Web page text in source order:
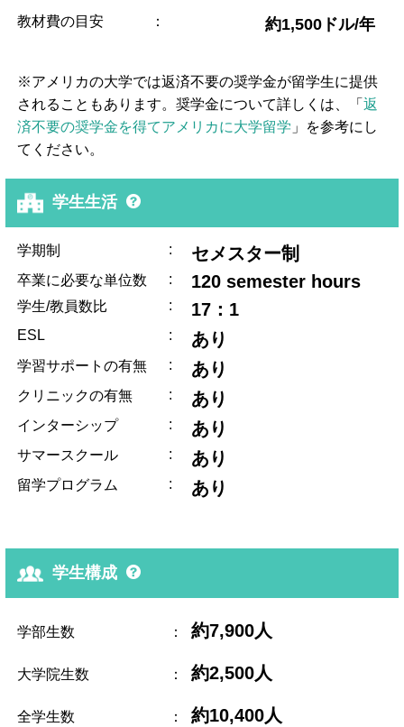
教材費の目安 ： 約1,500ドル/年
※アメリカの大学では返済不要の奨学金が留学生に提供
されることもあります。奨学金について詳しくは、「返
済不要の奨学金を得てアメリカに大学留学 」を参考にし
てください。
学生生活
学期制 : セメスター制
卒業に必要な単位数 : 120 semester hours
学生/教員数比 : 17：1
ESL : あり
学習サポートの有無 : あり
クリニックの有無 : あり
インターシップ : あり
サマースクール : あり
留学プログラム : あり
学生構成
学部生数 ： 約7,900人
大学院生数 ： 約2,500人
全学生数 ： 約10,400人